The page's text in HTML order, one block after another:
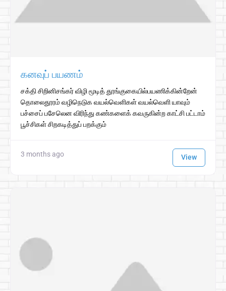
கனவுப் பயணம்
சக்தி சிறினிசங்கர் விழி மூடித் தூங்குகையில்பயணிக்கின்றேன்
தொலைதூரம் வழிநெடுக வயல்வெளிகள் வயல்வெளி யாவும்
பச்சைப் பசேலென விரிந்து கண்களைக் கவருகின்ற காட்சி பட்டாம்
பூச்சிகள் சிறகடித்துப் பறக்கும்
3 months ago View